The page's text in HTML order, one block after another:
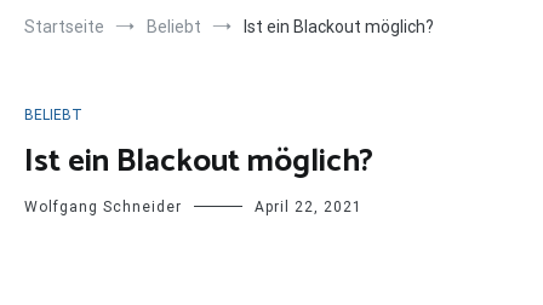
Startseite Beliebt Ist ein Blackout möglich?
BELIEBT
Ist ein Blackout möglich?
Wolfgang Schneider April 22, 2021